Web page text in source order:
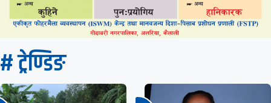
# ट्रेण्डिङ